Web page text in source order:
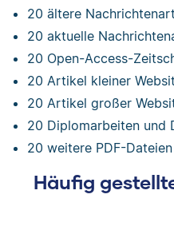
20 ältere
20 aktuelle
20 Open-Access-
20 Artikel kleiner
20 Artikel großer
20 Diplomarbeiten und
20 weitere PDF-Dateien
Häufig